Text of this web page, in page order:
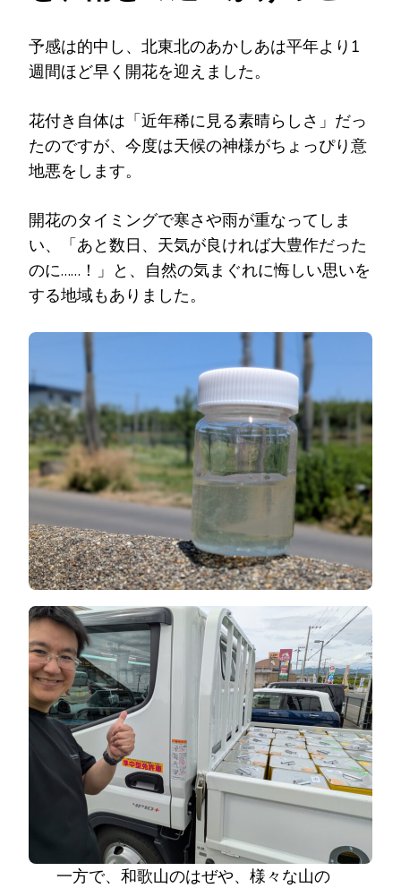
予感は的中し、北東北のあかしあは平年より1
週間ほど早く開花を迎えました。
花付き自体は「近年稀に見る素晴らしさ」だっ
たのですが、今度は天候の神様がちょっぴり意
地悪をします。
開花のタイミングで寒さや雨が重なってしま
い、「あと数日、天気が良ければ大豊作だった
のに……！」と、自然の気まぐれに悔しい思いを
する地域もありました。
一方で、和歌山のはぜや、様々な山の